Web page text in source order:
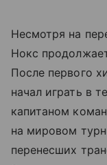
Несмотря на
Нокс
После первого
начал играть в
капитаном
на мировом
перенесших